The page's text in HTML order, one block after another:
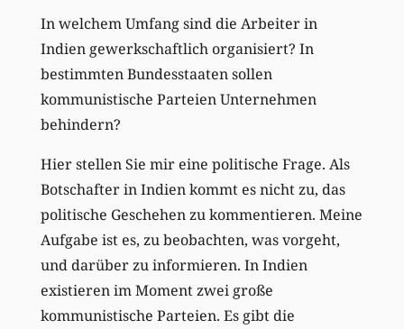
In welchem Umfang sind die Arbeiter in
Indien gewerkschaftlich organisiert? In
bestimmten Bundesstaaten sollen
kommunistische Parteien Unternehmen
behindern?
Hier stellen Sie mir eine politische Frage. Als
Botschafter in Indien kommt es nicht zu, das
politische Geschehen zu kommentieren. Meine
Aufgabe ist es, zu beobachten, was vorgeht,
und darüber zu informieren. In Indien
existieren im Moment zwei große
kommunistische Parteien. Es gibt die